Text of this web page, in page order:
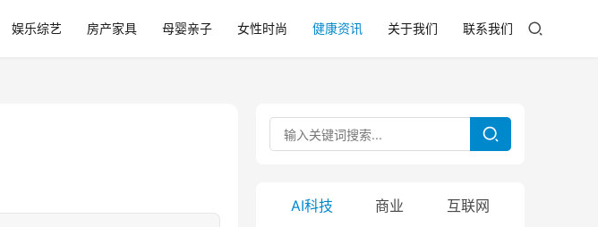
娱乐综艺 房产家具 母婴亲子 女性时尚 健康资讯 关于我们 联系我们
AI科技 商业 互联网